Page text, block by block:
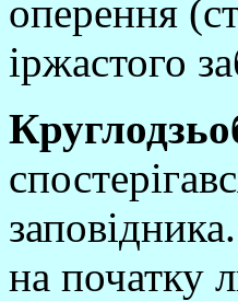
оперення
iржастого
на початку